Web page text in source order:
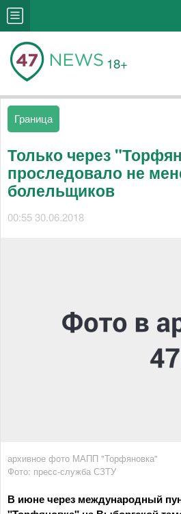
18+
Граница
Только через
проследовало не
болельщиков
00:55 30.06.2018
архивное фото МАПП "Торфяновка"
Фото: пресс-служба СЗТУ
В июне через международный